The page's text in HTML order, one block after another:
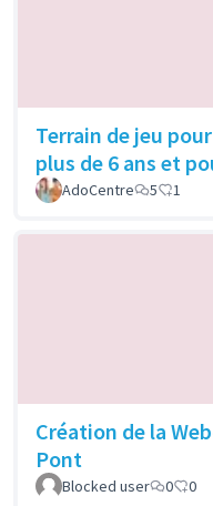
Terrain de jeu
plus de 6 ans et
AdoCentre 5 1
Création de la
Pont
Blocked user 0 0